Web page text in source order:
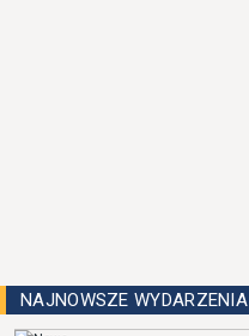
NAJNOWSZE WYDARZENIA